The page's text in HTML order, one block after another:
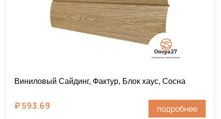
Виниловый Сайдинг, Фактур, Блок хаус, Сосна
₽ 593.69 подробнее